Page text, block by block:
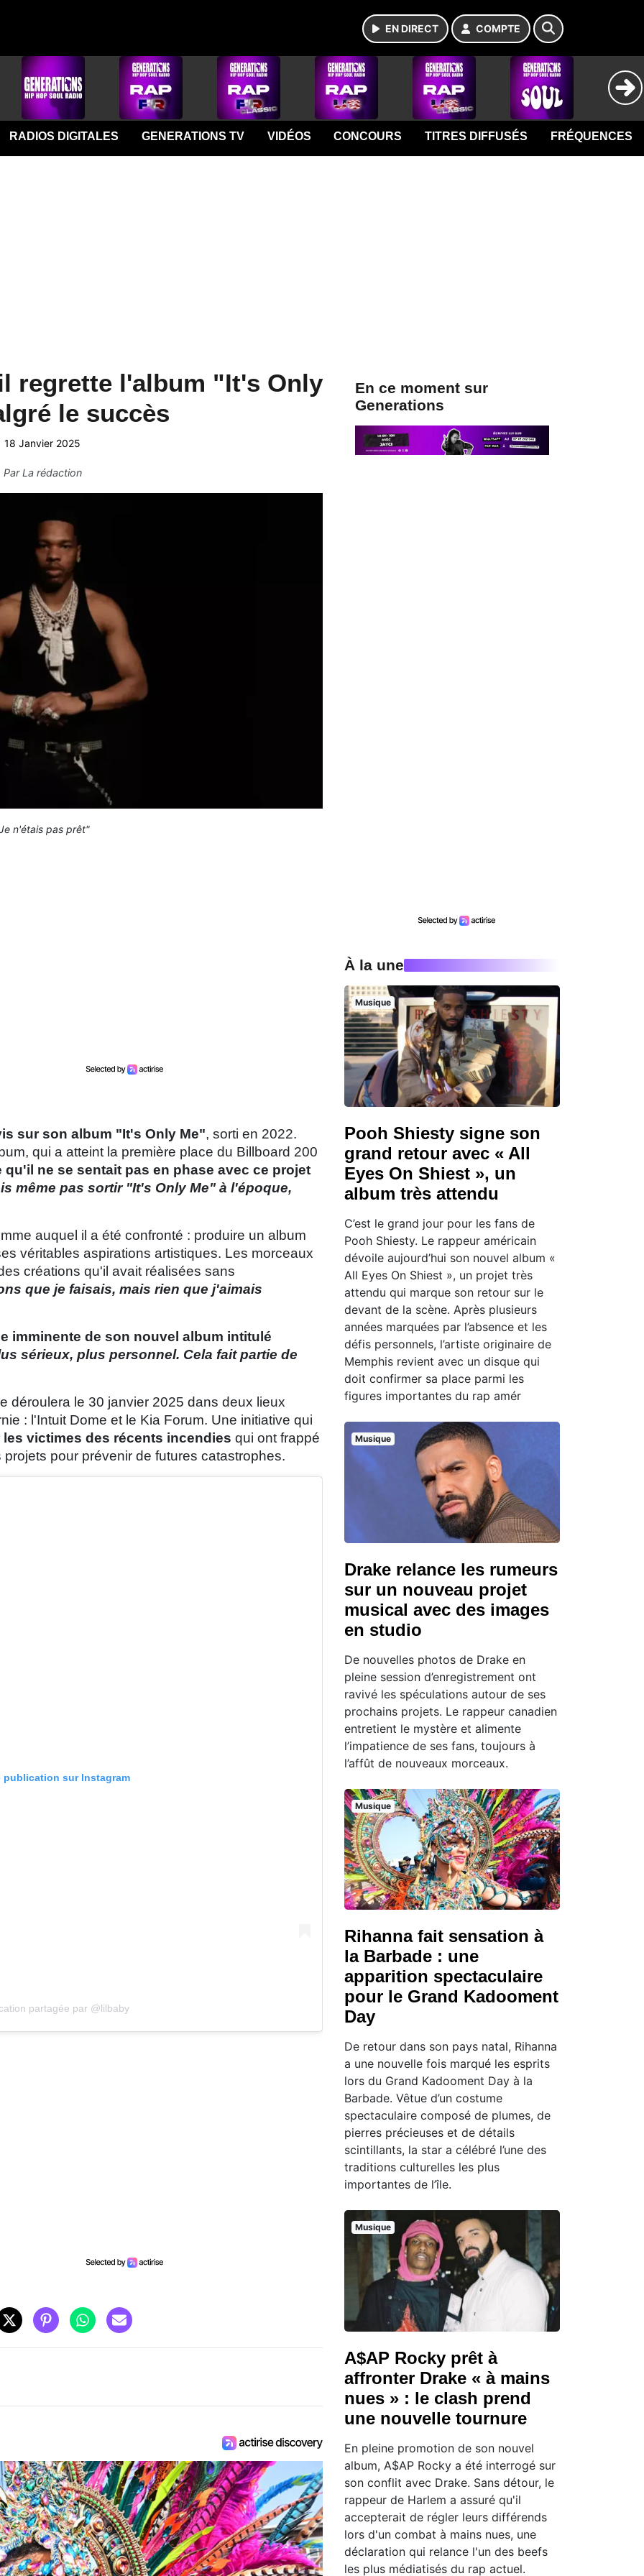
EN DIRECT COMPTE
RADIOS DIGITALES GENERATIONS TV VIDÉOS CONCOURS TITRES DIFFUSÉS FRÉQUENCES
regrette l'album "It's Only
le succès
18 Janvier 2025
ParLa rédaction
n'étais pas prêt"
sur son album "It's Only Me", sorti en 2022.
qui a atteint la première place du Billboard 200
qu'il ne se sentait pas en phase avec ce projet
même pas sortir "It's Only Me" à l'époque,
auquel il a été confronté : produire un album
véritables aspirations artistiques. Les morceaux
créations qu'il avait réalisées sans
que je faisais, mais rien que j'aimais
imminente de son nouvel album intitulé
sérieux, plus personnel. Cela fait partie de
déroulera le 30 janvier 2025 dans deux lieux
: l'Intuit Dome et le Kia Forum. Une initiative qui
victimes des récents incendies qui ont frappé
pour prévenir de futures catastrophes.
publication sur Instagram
partagée par @lilbaby
En ce moment sur
Generations
À la une
Musique
Pooh Shiesty signe son
grand retour avec « All
Eyes On Shiest », un
album très attendu
C’est le grand jour pour les fans de
Pooh Shiesty. Le rappeur américain
dévoile aujourd’hui son nouvel album «
All Eyes On Shiest », un projet très
attendu qui marque son retour sur le
devant de la scène. Après plusieurs
années marquées par l’absence et les
défis personnels, l’artiste originaire de
Memphis revient avec un disque qui
doit confirmer sa place parmi les
figures importantes du rap amér
Musique
Drake relance les rumeurs
sur un nouveau projet
musical avec des images
en studio
De nouvelles photos de Drake en
pleine session d’enregistrement ont
ravivé les spéculations autour de ses
prochains projets. Le rappeur canadien
entretient le mystère et alimente
l’impatience de ses fans, toujours à
l’affût de nouveaux morceaux.
Musique
Rihanna fait sensation à
la Barbade : une
apparition spectaculaire
pour le Grand Kadooment
Day
De retour dans son pays natal, Rihanna
a une nouvelle fois marqué les esprits
lors du Grand Kadooment Day à la
Barbade. Vêtue d’un costume
spectaculaire composé de plumes, de
pierres précieuses et de détails
scintillants, la star a célébré l’une des
traditions culturelles les plus
importantes de l’île.
Musique
A$AP Rocky prêt à
affronter Drake « à mains
nues » : le clash prend
une nouvelle tournure
En pleine promotion de son nouvel
album, A$AP Rocky a été interrogé sur
son conflit avec Drake. Sans détour, le
rappeur de Harlem a assuré qu'il
accepterait de régler leurs différends
lors d'un combat à mains nues, une
déclaration qui relance l'un des beefs
les plus médiatisés du rap actuel.